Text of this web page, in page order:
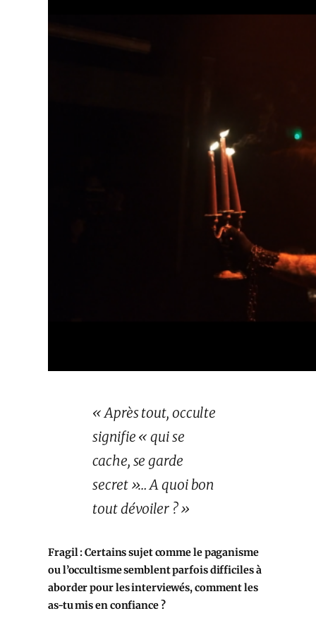
« Après tout, occulte
signifie « qui se
cache, se garde
secret »… A quoi bon
tout dévoiler ? »
Fragil : Certains sujet comme le paganisme
ou l’occultisme semblent parfois difficiles à
aborder pour les interviewés, comment les
as-tu mis en confiance ?